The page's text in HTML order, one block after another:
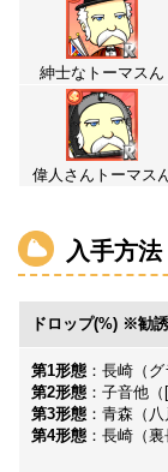
紳士なトーマスん
偉人さんトーマス
入手方法
ドロップ(%) ※勧
第1形態 ： 長崎（グ
第2形態 ： 子音他（
第3形態 ： 青森（八
第4形態 ： 長崎（裏